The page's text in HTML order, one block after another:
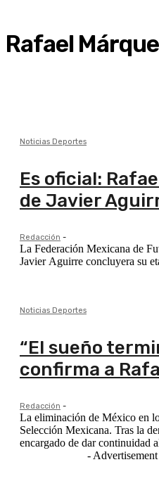
Rafael
Noticias Deportes
Es oficial:
de Javier
Redacción -
La Federación Mexicana de
Javier Aguirre concluyera su
Noticias Deportes
“El sueño
confirma a
Redacción -
La eliminación de México en
Selección Mexicana. Tras la
encargado de dar continuidad
-